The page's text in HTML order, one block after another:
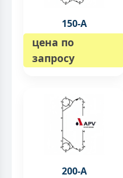
150-А
цена по
запросу
200-А